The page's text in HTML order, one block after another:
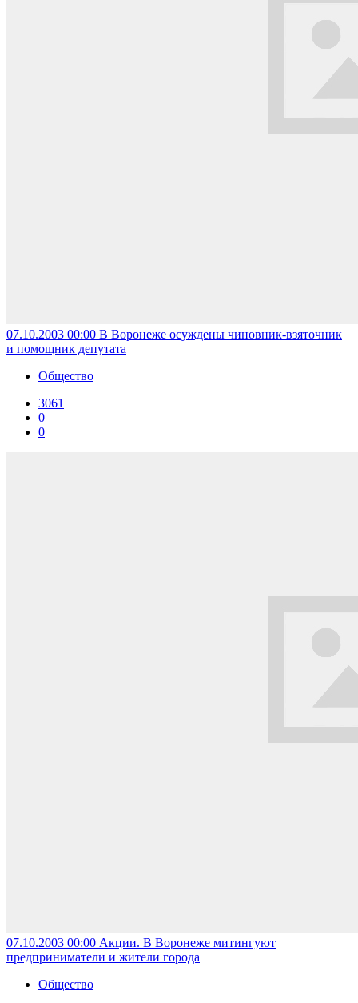
07.10.2003 00:00 В Воронеже осуждены чиновник-взяточник
и помощник депутата
Общество
3061
0
0
07.10.2003 00:00 Акции. В Воронеже митингуют
предприниматели и жители города
Общество